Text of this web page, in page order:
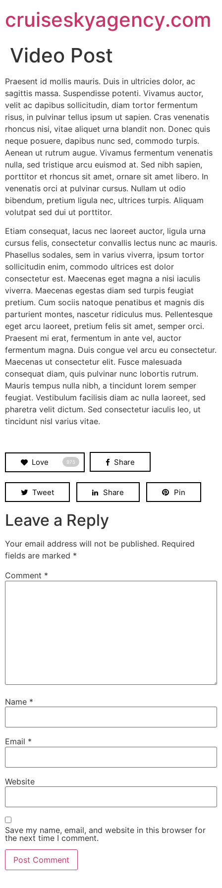
cruiseskyagency.com
Video Post
Praesent id mollis mauris. Duis in ultricies dolor, ac
sagittis massa. Suspendisse potenti. Vivamus auctor,
velit ac dapibus sollicitudin, diam tortor fermentum
risus, in pulvinar tellus ipsum ut sapien. Cras venenatis
rhoncus nisi, vitae aliquet urna blandit non. Donec quis
neque posuere, dapibus nunc sed, commodo turpis.
Aenean ut rutrum augue. Vivamus fermentum venenatis
nulla, sed tristique arcu euismod at. Sed nibh sapien,
porttitor et rhoncus sit amet, ornare sit amet libero. In
venenatis orci at pulvinar cursus. Nullam ut odio
bibendum, pretium ligula nec, ultrices turpis. Aliquam
volutpat sed dui ut porttitor.
Etiam consequat, lacus nec laoreet auctor, ligula urna
cursus felis, consectetur convallis lectus nunc ac mauris.
Phasellus sodales, sem in varius viverra, ipsum tortor
sollicitudin enim, commodo ultrices est dolor
consectetur est. Maecenas eget magna a nisi iaculis
viverra. Maecenas egestas diam sed turpis feugiat
pretium. Cum sociis natoque penatibus et magnis dis
parturient montes, nascetur ridiculus mus. Pellentesque
eget arcu laoreet, pretium felis sit amet, semper orci.
Praesent mi erat, fermentum in ante vel, auctor
fermentum magna. Duis congue vel arcu eu consectetur.
Maecenas ut consectetur elit. Fusce malesuada
consequat diam, quis pulvinar nunc lobortis rutrum.
Mauris tempus nulla nibh, a tincidunt lorem semper
feugiat. Vestibulum facilisis diam ac nulla laoreet, sed
pharetra velit dictum. Sed consectetur iaculis leo, ut
tincidunt nisl varius vitae.
Love 975 Share
Tweet Share Pin
Leave a Reply
Your email address will not be published. Required
fields are marked *
Comment *
Name *
Email *
Website
Save my name, email, and website in this browser for
the next time I comment.